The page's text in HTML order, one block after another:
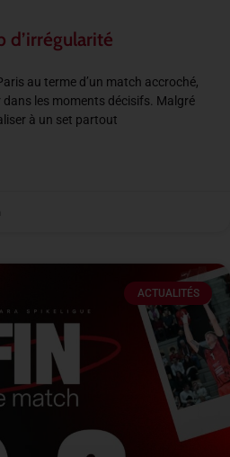
d’irrégularité
au terme d’un match accroché,
dans les moments décisifs. Malgré
à un set partout
ACTUALITÉS